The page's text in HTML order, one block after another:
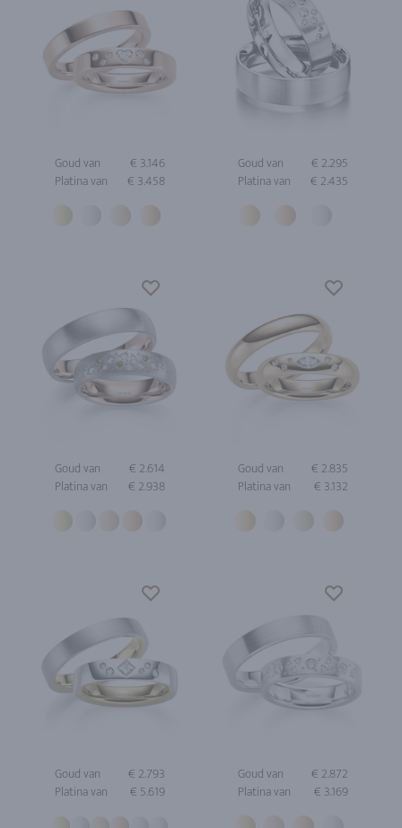
Goud van
€ 3.146
Platina van
€ 3.458
Goud van
€ 2.295
Platina van
€ 2.435
Goud van
€ 2.614
Platina van
€ 2.938
Goud van
€ 2.835
Platina van
€ 3.132
Goud van
€ 2.793
Platina van
€ 5.619
Goud van
€ 2.872
Platina van
€ 3.169